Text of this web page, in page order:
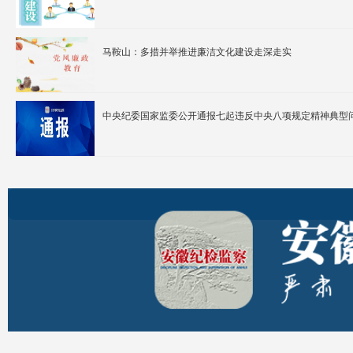
​马鞍山：多措并举推进廉洁文化建设走深走实
中央纪委国家监委公开通报七起违反中央八项规定精神典型